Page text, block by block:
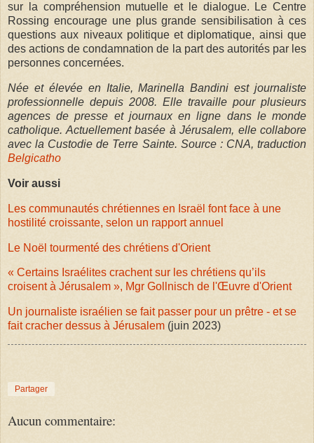
sur la compréhension mutuelle et le dialogue. Le Centre
Rossing encourage une plus grande sensibilisation à ces
questions aux niveaux politique et diplomatique, ainsi que
des actions de condamnation de la part des autorités par les
personnes concernées.
Née et élevée en Italie, Marinella Bandini est journaliste
professionnelle depuis 2008. Elle travaille pour plusieurs
agences de presse et journaux en ligne dans le monde
catholique. Actuellement basée à Jérusalem, elle collabore
avec la Custodie de Terre Sainte. Source : CNA, traduction
Belgicatho
Voir aussi
Les communautés chrétiennes en Israël font face à une
hostilité croissante, selon un rapport annuel
Le Noël tourmenté des chrétiens d'Orient
« Certains Israélites crachent sur les chrétiens qu’ils
croisent à Jérusalem », Mgr Gollnisch de l'Œuvre d'Orient
Un journaliste israélien se fait passer pour un prêtre - et se
fait cracher dessus à Jérusalem (juin 2023)
Partager
Aucun commentaire: